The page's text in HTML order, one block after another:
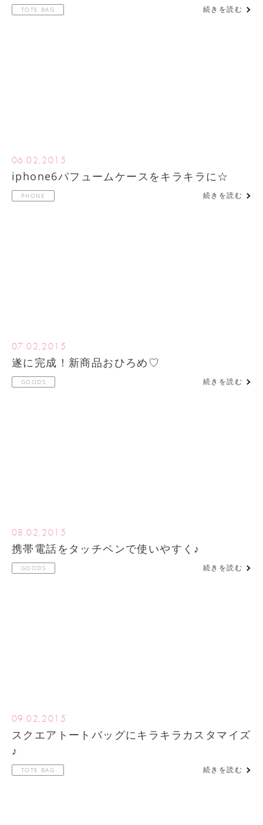
TOTE BAG 続きを読む
06.02,2015
iphone6パフュームケースをキラキラに☆
PHONE 続きを読む
07.02,2015
遂に完成！新商品おひろめ♡
GOODS 続きを読む
08.02,2015
携帯電話をタッチペンで使いやすく♪
GOODS 続きを読む
09.02,2015
スクエアトートバッグにキラキラカスタマイズ
♪
TOTE BAG 続きを読む